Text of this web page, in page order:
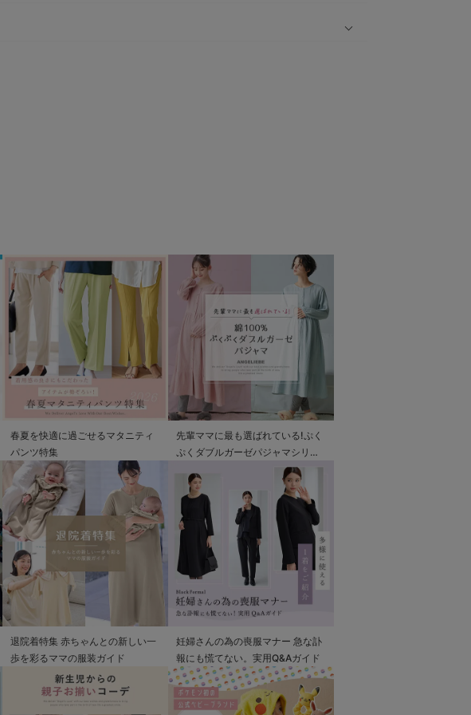
春夏を快適に過ごせるマタニティ
パンツ特集
先輩ママに最も選ばれている!ぷく
ぷくダブルガーゼパジャマシリー
退院着特集 赤ちゃんとの新しい一
歩を彩るママの服装ガイド
妊婦さんの為の喪服マナー 急な訃
報にも慌てない。実用Q&Aガイド